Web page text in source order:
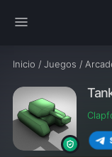
menu
Inicio / Juegos /